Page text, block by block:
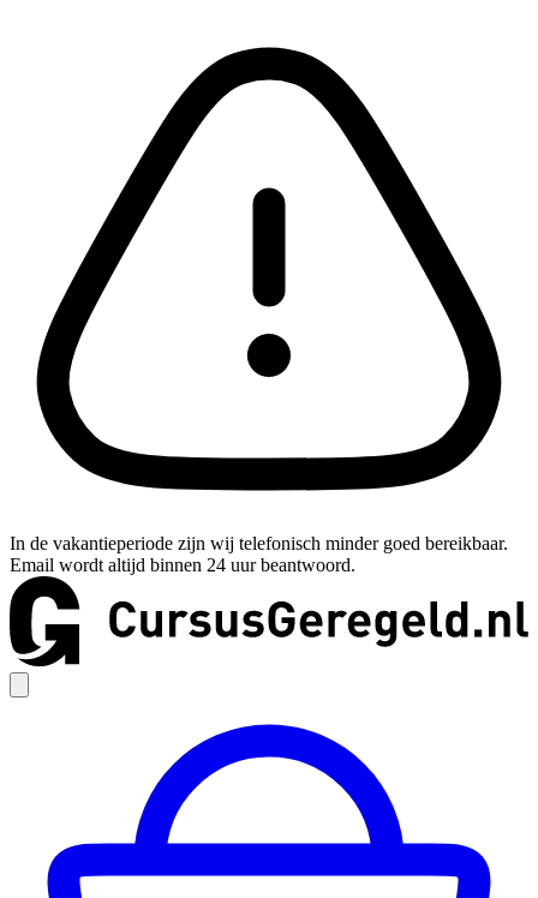
In de vakantieperiode zijn wij telefonisch minder goed bereikbaar.
Email wordt altijd binnen 24 uur beantwoord.